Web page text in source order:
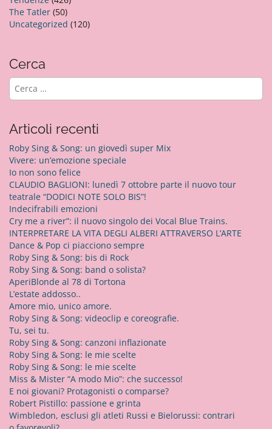
The Tatler (50)
Uncategorized (120)
Cerca
R
r
c
a
p
e
r
:
Articoli recenti
Roby Sing & Song: un giovedì super Mix
Vivere: un’emozione speciale
Io non sono felice
CLAUDIO BAGLIONI: lunedì 7 ottobre parte il nuovo tour
teatrale “DODICI NOTE SOLO BIS”!
Indecifrabili emozioni
Cry me a river”: il nuovo singolo dei Vocal Blue Trains.
INTERPRETARE LA VITA DEGLI ALBERI ATTRAVERSO L’ARTE
Dance & Pop ci piacciono sempre
Roby Sing & Song: bis di Rock
Roby Sing & Song: band o solista?
AperiBlonde al 78 di Tortona
L’estate addosso..
Amore mio, unico amore.
Roby Sing & Song: videoclip e coreografie.
Tu, sei tu.
Roby Sing & Song: canzoni inflazionate
Roby Sing & Song: le mie scelte
Roby Sing & Song: le mie scelte
Miss & Mister “A modo Mio”: che successo!
E noi giovani? Protagonisti o comparse?
Robert Pistillo: passione e grinta
Wimbledon, esclusi gli atleti Russi e Bielorussi: contrari